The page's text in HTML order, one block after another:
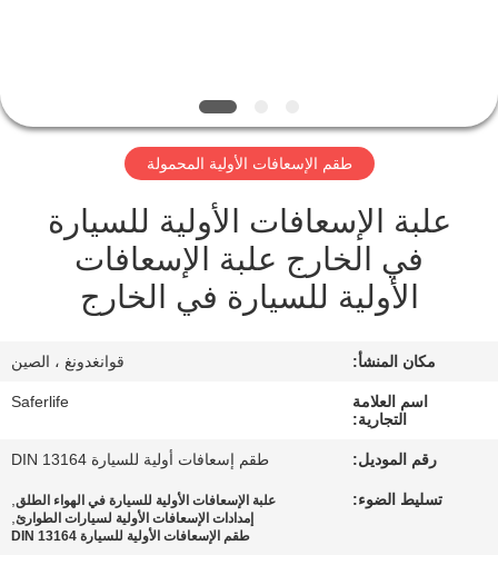
اتصل
أخبار
القضايا
اطلب
اقتباس
خريطة
الموقع
طقم الإسعافات الأولية المحمولة
علبة الإسعافات الأولية للسيارة
في الخارج علبة الإسعافات
الأولية للسيارة في الخارج
مكان المنشأ: قوانغدونغ ، الصين
اسم العلامة
التجارية:
Saferlife
رقم الموديل: طقم إسعافات أولية للسيارة DIN 13164
تسليط الضوء: علبة الإسعافات الأولية للسيارة في الهواء الطلق,
إمدادات الإسعافات الأولية لسيارات الطوارئ,
طقم الإسعافات الأولية للسيارة DIN 13164